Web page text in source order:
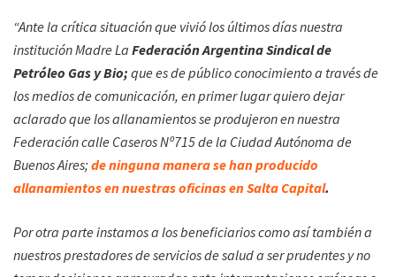
“Ante la crítica situación que vivió los últimos días nuestra
institución Madre La Federación Argentina Sindical de
Petróleo Gas y Bio; que es de público conocimiento a través de
los medios de comunicación, en primer lugar quiero dejar
aclarado que los allanamientos se produjeron en nuestra
Federación calle Caseros Nº715 de la Ciudad Autónoma de
Buenos Aires; de ninguna manera se han producido
allanamientos en nuestras oficinas en Salta Capital.
Por otra parte instamos a los beneficiarios como así también a
nuestros prestadores de servicios de salud a ser prudentes y no